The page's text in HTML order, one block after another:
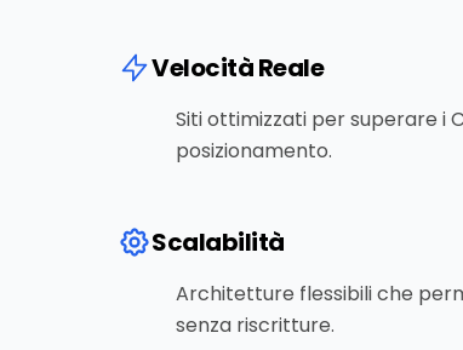
Velocità Reale
Siti ottimizzati per superare i
posizionamento.
Scalabilità
Architetture flessibili che
senza riscritture.